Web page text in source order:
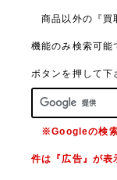
商品以外の『買
機能のみ検索可能
ボタンを押して下
※Googleの検索
件は『広告』が表